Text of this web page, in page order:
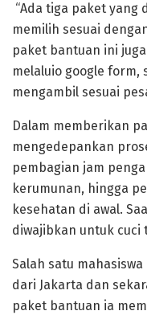
“Ada tiga paket yang
memilih sesuai
paket bantuan ini
melaluio google
mengambil sesuai
Dalam memberikan
mengedepankan
pembagian jam
kerumunan, hingga
kesehatan di awal.
diwajibkan untuk cuci
Salah satu
dari Jakarta dan
paket bantuan ia